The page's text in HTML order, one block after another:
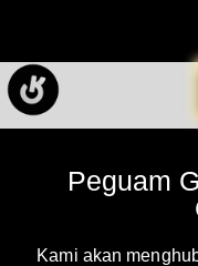
Peguam
Kami akan